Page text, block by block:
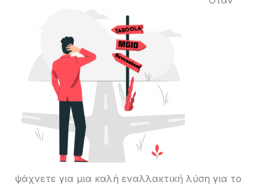
ψάχνετε για μια καλή εναλλακτική λύση για το